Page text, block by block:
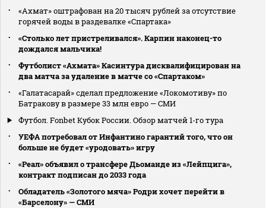
«Ахмат» оштрафован на 20 тысяч рублей за отсутствие
горячей воды в раздевалке «Спартака»
«Столько лет пристреливался». Карпин наконец-то
дождался мальчика!
Футболист «Ахмата» Касинтура дисквалифицирован на
два матча за удаление в матче со «Спартаком»
«Галатасарай» сделал предложение «Локомотиву» по
Батракову в размере 33 млн евро — СМИ
Футбол. Fonbet Кубок России. Обзор матчей 1-го тура
УЕФА потребовал от Инфантино гарантий того, что он
больше не будет «уродовать» игру
«Реал» объявил о трансфере Дьоманде из «Лейпцига»,
контракт подписан до 2033 года
Обладатель «Золотого мяча» Родри хочет перейти в
«Барселону» — СМИ